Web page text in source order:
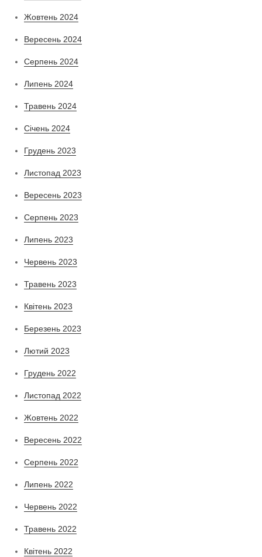
Жовтень 2024
Вересень 2024
Серпень 2024
Липень 2024
Травень 2024
Січень 2024
Грудень 2023
Листопад 2023
Вересень 2023
Серпень 2023
Липень 2023
Червень 2023
Травень 2023
Квітень 2023
Березень 2023
Лютий 2023
Грудень 2022
Листопад 2022
Жовтень 2022
Вересень 2022
Серпень 2022
Липень 2022
Червень 2022
Травень 2022
Квітень 2022